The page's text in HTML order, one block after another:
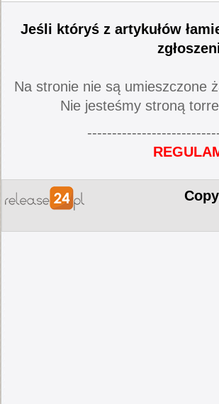
Jeśli któryś z artykułów
Na stronie nie są umieszczone
Nie jesteśmy stroną